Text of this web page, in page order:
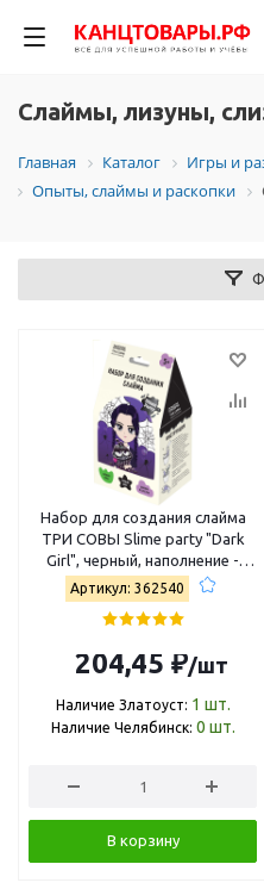
Слаймы, лизуны,
Главная Каталог
Игры и
Опыты, слаймы и раскопки
Набор для создания слайма
ТРИ СОВЫ Slime party "Dark
Girl", черный, наполнение -
шарики и блестки, аромат
кола, картонная коробка 557
Артикул: 362540
204,45 ₽/шт
Наличие Златоуст: 1 шт.
Наличие Челябинск: 0 шт.
В корзину